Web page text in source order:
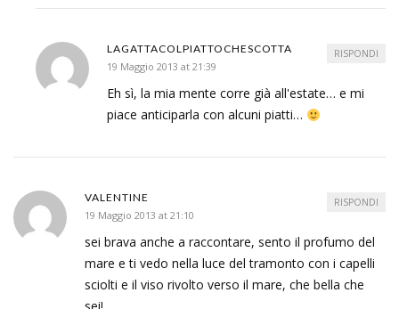
LAGATTACOLPIATTOCHESCOTTA
19 Maggio 2013 at 21:39
Eh sì, la mia mente corre già all'estate… e mi
piace anticiparla con alcuni piatti…
RISPONDI
VALENTINE
19 Maggio 2013 at 21:10
sei brava anche a raccontare, sento il profumo del
mare e ti vedo nella luce del tramonto con i capelli
sciolti e il viso rivolto verso il mare, che bella che
RISPONDI